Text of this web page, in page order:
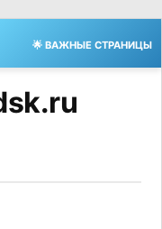
🌟 ВАЖНЫЕ СТРАНИЦЫ